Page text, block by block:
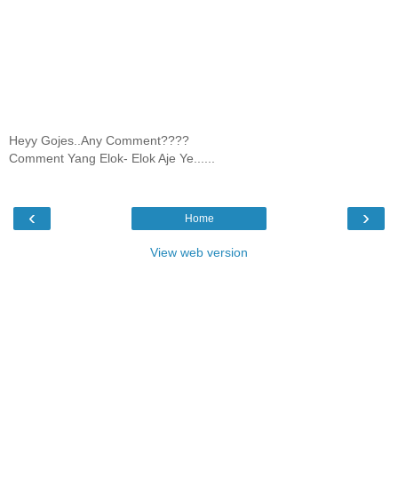
Heyy Gojes..Any Comment????
Comment Yang Elok- Elok Aje Ye......
‹ ›
Home
View web version